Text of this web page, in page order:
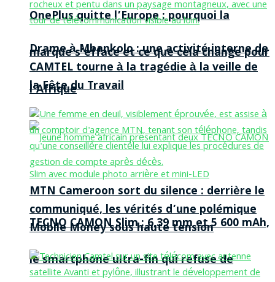
OnePlus quitte l’Europe : pourquoi la
marque s’efface et ce que cela change pour
l’Afrique
TECNO CAMON Slim : 6,39 mm et 5 600 mAh,
le smartphone ultra-fin qui refuse de
Drame à Mbankolo : une activité interne de
CAMTEL tourne à la tragédie à la veille de
la Fête du Travail
MTN Cameroon sort du silence : derrière le
communiqué, les vérités d’une polémique
Mobile Money sous haute tension